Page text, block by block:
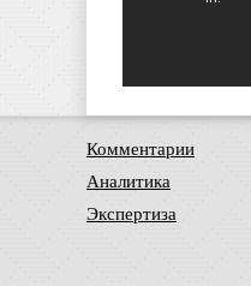
Комментарии
Аналитика
Экспертиза